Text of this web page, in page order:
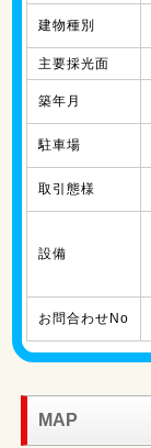
建物種別
主要採光面
築年月
駐車場
取引態様
設備
お問合わせNo
MAP